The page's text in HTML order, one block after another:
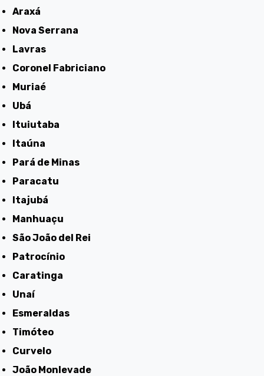
Araxá
Nova Serrana
Lavras
Coronel Fabriciano
Muriaé
Ubá
Ituiutaba
Itaúna
Pará de Minas
Paracatu
Itajubá
Manhuaçu
São João del Rei
Patrocínio
Caratinga
Unaí
Esmeraldas
Timóteo
Curvelo
João Monlevade